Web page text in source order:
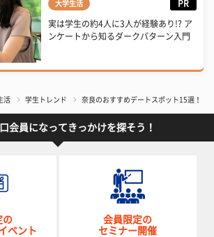
大学生活 PR
実は学生の約4人に3人が経験あり!? ア
ンケートから知るダークパターン入門
活 学生トレンド 奈良のおすすめデートスポット15選！ カ
会員になってきっかけを探そう！
の
ベント
会員限定の
セミナー開催